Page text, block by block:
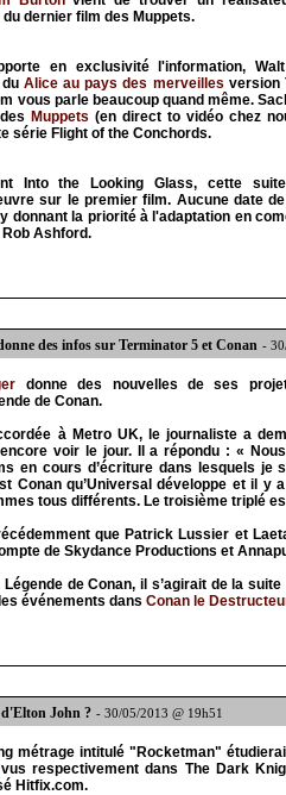
dernier film des Muppets.
en exclusivité l'information,
Alice au pays des merveilles version
vous parle beaucoup quand même.
Muppets (en direct to vidéo chez
série Flight of the Conchords.
Into the Looking Glass, cette
sur le premier film. Aucune date
donnant la priorité à l'adaptation en
Ashford.
des infos sur Terminator 5 et Conan -
donne des nouvelles de ses
de Conan.
à Metro UK, le journaliste a
voir le jour. Il a répondu : «
en cours d’écriture dans lesquels je
Conan qu’Universal développe et il y
tous différents. Le troisième triplé
que Patrick Lussier et
de Skydance Productions et
de Conan, il s’agirait de la
événements dans Conan le
John ? - 30/05/2013 @ 19h51
métrage intitulé "Rocketman"
respectivement dans The Dark
Hitfix.com.